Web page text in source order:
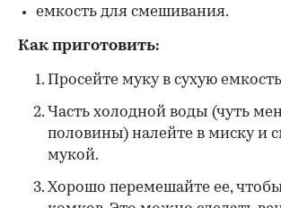
емкость для смешивания.
Как приготовить:
Просейте муку в сухую
Часть холодной воды (чуть
половины) налейте в миску и
мукой.
Хорошо перемешайте ее,